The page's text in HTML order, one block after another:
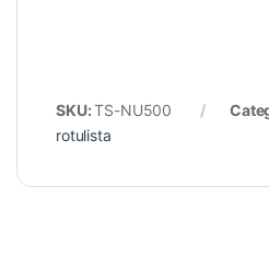
SKU:TS-NU500
rotulista